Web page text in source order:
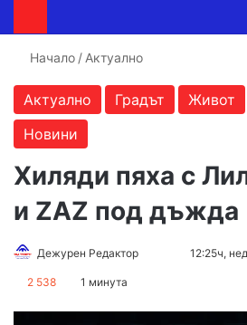
Начало / Актуално
Актуално Градът Живот
Новини
Хиляди пяха с
и ZAZ под дъжда
Дежурен Редактор
Send12:25ч,
2 538 1 минута